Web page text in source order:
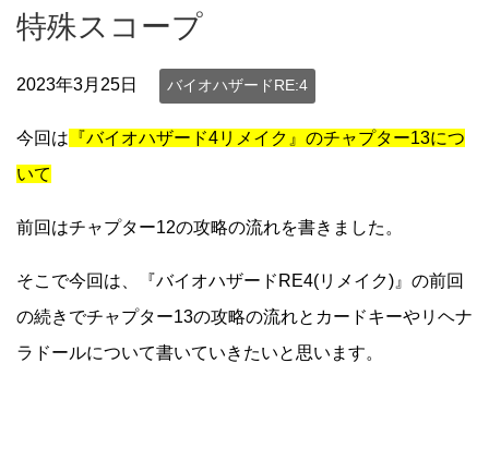
特殊スコープ
2023年3月25日 バイオハザードRE:4
今回は 『バイオハザード4リメイク』のチャプター13につ
いて
前回はチャプター12の攻略の流れを書きました。
そこで今回は、『バイオハザードRE4(リメイク)』の前回
の続きでチャプター13の攻略の流れとカードキーやリヘナ
ラドールについて書いていきたいと思います。